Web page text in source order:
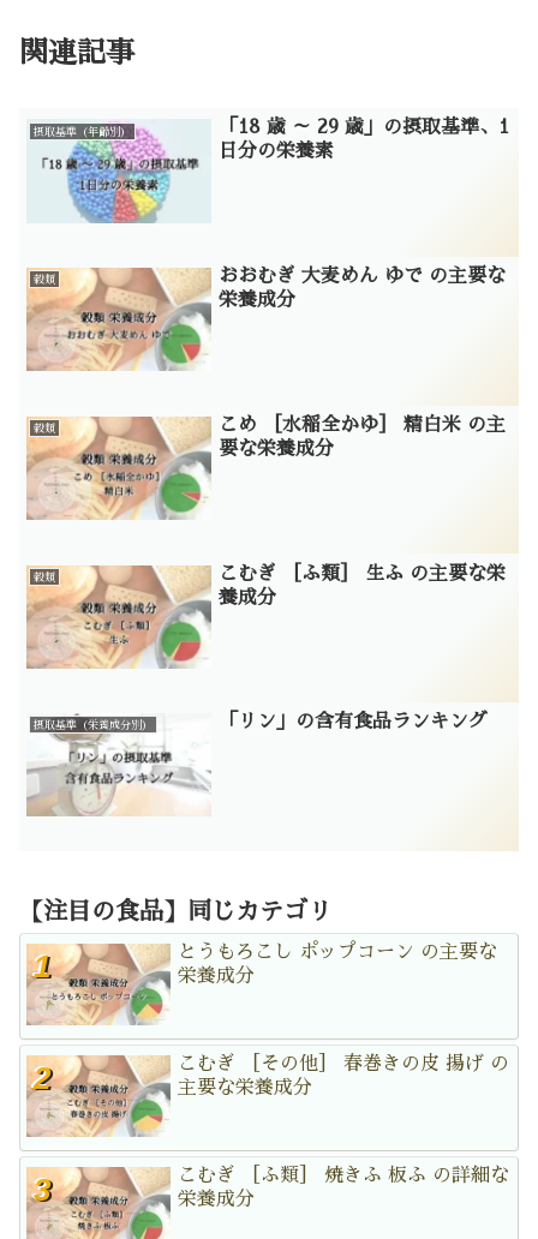
関連記事
摂取基準（年齢別）
「18 歳 ～ 29 歳」の摂取基準、1
日分の栄養素
穀類
おおむぎ 大麦めん ゆで の主要な
栄養成分
穀類
こめ ［水稲全かゆ］ 精白米 の主
要な栄養成分
穀類
こむぎ ［ふ類］ 生ふ の主要な栄
養成分
摂取基準（栄養成分別） 「リン」の含有食品ランキング
【注目の食品】同じカテゴリ
とうもろこし ポップコーン の主要な
栄養成分
こむぎ ［その他］ 春巻きの皮 揚げ の
主要な栄養成分
こむぎ ［ふ類］ 焼きふ 板ふ の詳細な
栄養成分